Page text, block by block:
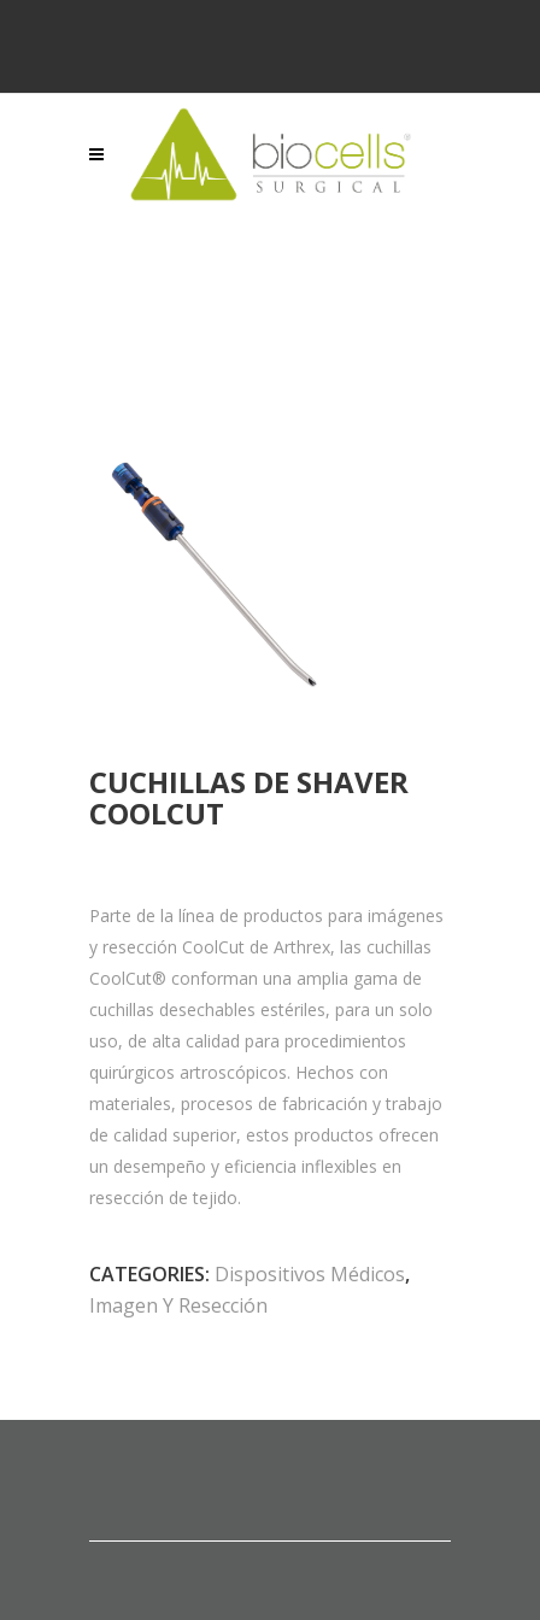
CUCHILLAS DE SHAVER
COOLCUT
Parte de la línea de productos para imágenes
y resección CoolCut de Arthrex, las cuchillas
CoolCut® conforman una amplia gama de
cuchillas desechables estériles, para un solo
uso, de alta calidad para procedimientos
quirúrgicos artroscópicos. Hechos con
materiales, procesos de fabricación y trabajo
de calidad superior, estos productos ofrecen
un desempeño y eficiencia inflexibles en
resección de tejido.
CATEGORIES: Dispositivos Médicos,
Imagen Y Resección